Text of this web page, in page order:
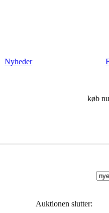
Nyheder
køb nu
Auktionen slutter: